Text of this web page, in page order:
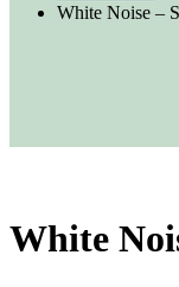
White Noise –
White